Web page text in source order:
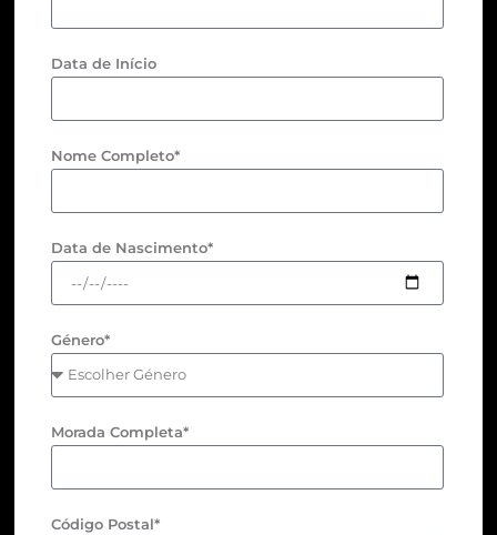
Data de Início
Nome Completo*
Data de Nascimento*
Género*
Morada Completa*
Código Postal*